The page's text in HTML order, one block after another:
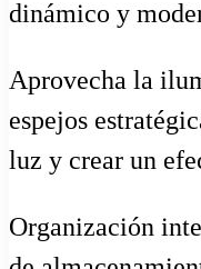
dinámico y
Aprovecha la
espejos
luz y crear un
Organización